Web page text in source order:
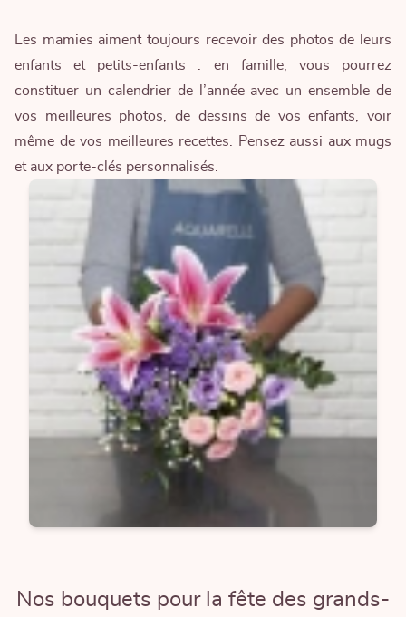
Les mamies aiment toujours recevoir des photos de leurs
enfants et petits-enfants : en famille, vous pourrez
constituer un calendrier de l’année avec un ensemble de
vos meilleures photos, de dessins de vos enfants, voir
même de vos meilleures recettes. Pensez aussi aux mugs
et aux porte-clés personnalisés.
Nos bouquets pour la fête des grands-